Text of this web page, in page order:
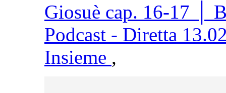
Giosuè cap. 16-17 │
Podcast - Diretta
Insieme ,